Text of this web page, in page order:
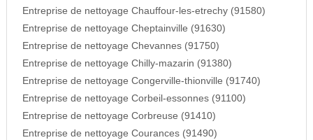
Entreprise de nettoyage Chauffour-les-etrechy (91580)
Entreprise de nettoyage Cheptainville (91630)
Entreprise de nettoyage Chevannes (91750)
Entreprise de nettoyage Chilly-mazarin (91380)
Entreprise de nettoyage Congerville-thionville (91740)
Entreprise de nettoyage Corbeil-essonnes (91100)
Entreprise de nettoyage Corbreuse (91410)
Entreprise de nettoyage Courances (91490)